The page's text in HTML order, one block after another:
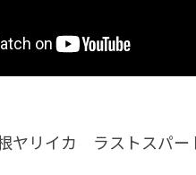
根ヤリイカ ラストスパー